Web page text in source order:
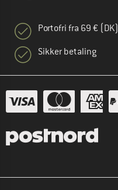
Portofri fra 69 € (DK)
Sikker betaling